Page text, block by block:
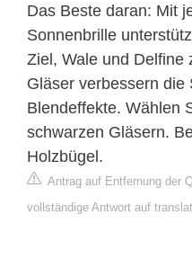
Das Beste daran: Mit
Sonnenbrille
Ziel, Wale und Delfine
Gläser verbessern die
Blendeffekte. Wählen
schwarzen Gläsern.
Holzbügel.
Antrag auf Entfernung der
vollständige Antwort auf